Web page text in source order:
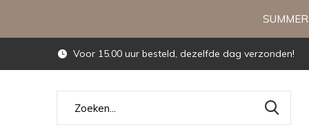
Voor 15.00 uur besteld, dezelfde dag verzonden!